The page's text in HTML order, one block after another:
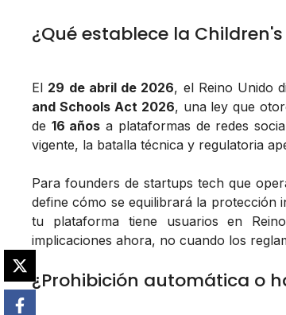
¿Qué establece la
El 29 de abril de 2026, el Reino Unido
and Schools Act 2026, una ley que
de 16 años a plataformas de redes
vigente, la batalla técnica y regulatoria
Para founders de startups tech que
define cómo se equilibrará la protección
tu plataforma tiene usuarios en
implicaciones ahora, no cuando los
¿Prohibición automática o